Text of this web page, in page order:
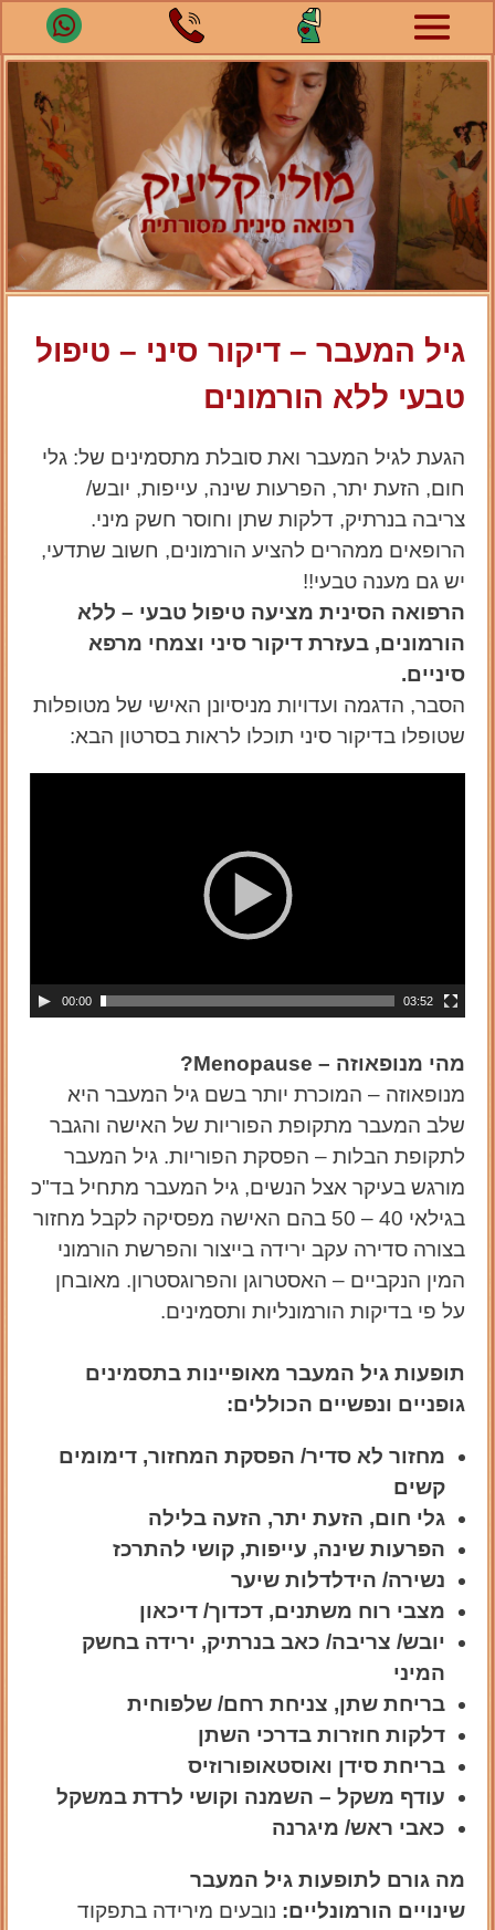
גיל המעבר – דיקור סיני – טיפול
טבעי ללא הורמונים
הגעת לגיל המעבר ואת סובלת מתסמינים של: גלי
חום, הזעת יתר, הפרעות שינה, עייפות, יובש/
צריבה בנרתיק, דלקות שתן וחוסר חשק מיני.
הרופאים ממהרים להציע הורמונים, חשוב שתדעי,
יש גם מענה טבעי!!
הרפואה הסינית מציעה טיפול טבעי – ללא
הורמונים, בעזרת דיקור סיני וצמחי מרפא
סיניים.
הסבר, הדגמה ועדויות מניסיונן האישי של מטופלות
שטופלו בדיקור סיני תוכלו לראות בסרטון הבא:
00:00 03:52
מהי מנופאוזה – Menopause?
מנופאוזה – המוכרת יותר בשם גיל המעבר היא
שלב המעבר מתקופת הפוריות של האישה והגבר
לתקופת הבלות – הפסקת הפוריות. גיל המעבר
מורגש בעיקר אצל הנשים, גיל המעבר מתחיל בד"כ
בגילאי 40 – 50 בהם האישה מפסיקה לקבל מחזור
בצורה סדירה עקב ירידה בייצור והפרשת הורמוני
המין הנקביים – האסטרוגן והפרוגסטרון. מאובחן
על פי בדיקות הורמונליות ותסמינים.
תופעות גיל המעבר מאופיינות בתסמינים
גופניים ונפשיים הכוללים:
מחזור לא סדיר/ הפסקת המחזור, דימומים
קשים
גלי חום, הזעת יתר, הזעה בלילה
הפרעות שינה, עייפות, קושי להתרכז
נשירה/ הידלדלות שיער
מצבי רוח משתנים, דכדוך/ דיכאון
יובש/ צריבה/ כאב בנרתיק, ירידה בחשק
המיני
בריחת שתן, צניחת רחם/ שלפוחית
דלקות חוזרות בדרכי השתן
בריחת סידן ואוסטאופורוזיס
עודף משקל – השמנה וקושי לרדת במשקל
כאבי ראש/ מיגרנה
מה גורם לתופעות גיל המעבר
שינויים הורמונליים: נובעים מירידה בתפקוד